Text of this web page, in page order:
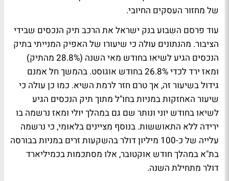
של מחזור העסקים החיובי.
עוד פרסם השבוע בנק ישראל את הרכב תיק הנכסים שבידי
הציבור. מהנתונים עולה כי שיעורו של האפיק המנייתי בתיק
הנכסים הגיע לשיאו בחודש מאי השנה (28.8% מהתיק)
ומאז ירד לכדי 26.8% בחודש אוגוסט. בהמשך חל אמנם
גידול בשיעור זה, אך טרם חזר לרמת השיא. כמו כן עולה כי
שיעור האחזקות במניות בחו"ל מתוך תיק הנכסים הגיע
לשיאו בחודש יוני ונותר שם גם במהלך יולי ומאז נרשמה בו
ירידה ללא התאוששות. בנוסף מציינים בלאומי, כי נרשמה
עלייה של כ-100 מיליון דולר בהשקעות זרים במניות בבורסה
בת"א במהלך חודש אוקטובר, אלו מסתכמות בכמיליארד
דולר מתחילת השנה.